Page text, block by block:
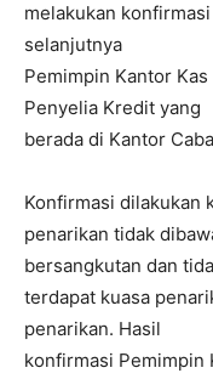
melakukan
selanjutnya
Pemimpin Kantor
Penyelia Kredit yang
berada di Kantor
Konfirmasi dilakukan
penarikan tidak
bersangkutan dan
terdapat kuasa
penarikan. Hasil
konfirmasi Pemimpin